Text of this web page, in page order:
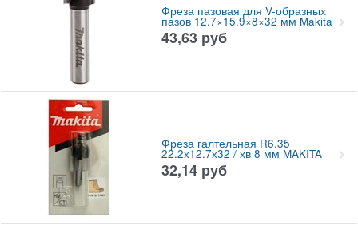
Фреза пазовая для V-образных
пазов 12.7×15.9×8×32 мм Makita
43,63 руб
Фреза галтельная R6.35
22.2x12.7x32 / хв 8 мм MAKITA
32,14 руб